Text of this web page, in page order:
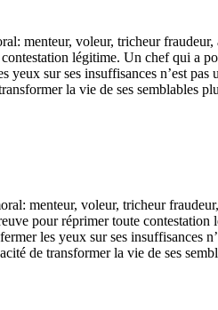
menteur, voleur, tricheur
légitime. Un chef qui a
sur ses insuffisances n’est
la vie de ses semblables
menteur, voleur, tricheur
pour réprimer toute
les yeux sur ses insuffisances
de transformer la vie de ses